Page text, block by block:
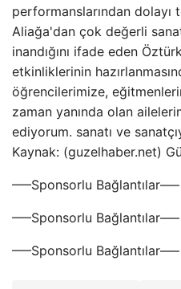
performanslarından
Aliağa'dan çok değerli
inandığını ifade eden
etkinliklerinin
öğrencilerimize,
zaman yanında olan
ediyorum. sanatı ve
Kaynak: (guzelhaber.net)
—–Sponsorlu Bağlantılar—–
—–Sponsorlu Bağlantılar—–
—–Sponsorlu Bağlantılar—–